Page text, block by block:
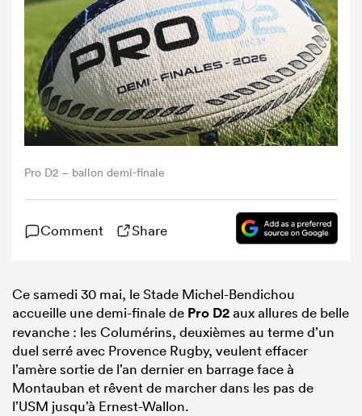
Pro D2 – ballon demi-finale
Comment Share
Ce samedi 30 mai, le Stade Michel-Bendichou
accueille une demi-finale de Pro D2aux allures de belle
revanche : les Columérins, deuxièmes au terme d’un
duel serré avec Provence Rugby, veulent effacer
l’amère sortie de l’an dernier en barrage face à
Montauban et rêvent de marcher dans les pas de
l’USM jusqu’à Ernest-Wallon.